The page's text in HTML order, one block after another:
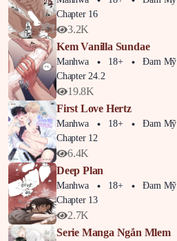
Chapter 16
3.2K
Kem Vanilla Sundae
Manhwa 18+ Đam Mỹ
Chapter 24.2
19.8K
First Love Hertz
Manhwa 18+ Đam Mỹ
Chapter 12
6.4K
Deep Plan
Manhwa 18+ Đam Mỹ
Chapter 13
2.7K
Serie Manga Ngắn Mlem